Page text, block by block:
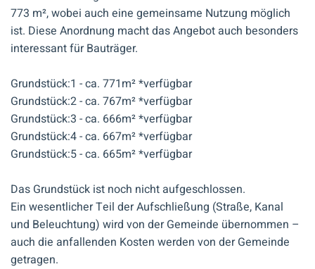
773 m², wobei auch eine gemeinsame Nutzung möglich
ist. Diese Anordnung macht das Angebot auch besonders
interessant für Bauträger.
Grundstück:1 - ca. 771m² *verfügbar
Grundstück:2 - ca. 767m² *verfügbar
Grundstück:3 - ca. 666m² *verfügbar
Grundstück:4 - ca. 667m² *verfügbar
Grundstück:5 - ca. 665m² *verfügbar
Das Grundstück ist noch nicht aufgeschlossen.
Ein wesentlicher Teil der Aufschließung (Straße, Kanal
und Beleuchtung) wird von der Gemeinde übernommen –
auch die anfallenden Kosten werden von der Gemeinde
getragen.